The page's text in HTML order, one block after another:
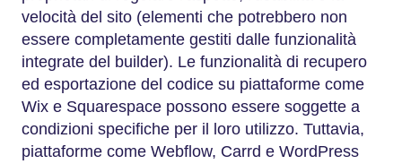
velocità del sito (elementi che potrebbero non
essere completamente gestiti dalle funzionalità
integrate del builder). Le funzionalità di recupero
ed esportazione del codice su piattaforme come
Wix e Squarespace possono essere soggette a
condizioni specifiche per il loro utilizzo. Tuttavia,
piattaforme come Webflow, Carrd e WordPress